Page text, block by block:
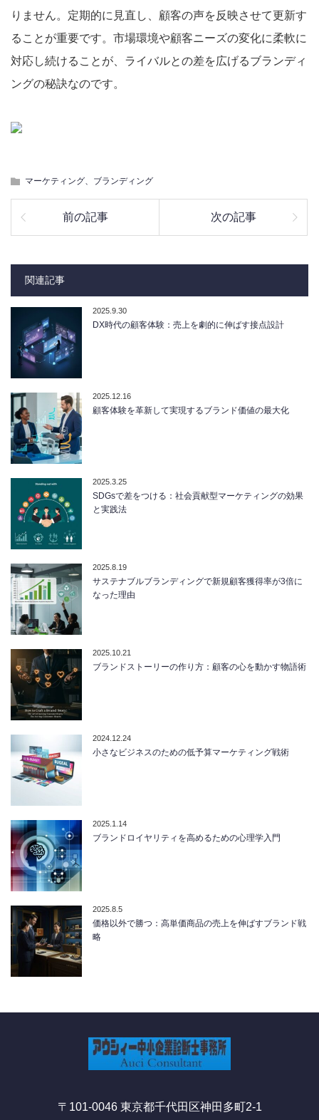
りません。定期的に見直し、顧客の声を反映させて更新す
ることが重要です。市場環境や顧客ニーズの変化に柔軟に
対応し続けることが、ライバルとの差を広げるブランディ
ングの秘訣なのです。
マーケティング、ブランディング
前の記事 次の記事
関連記事
2025.9.30
DX時代の顧客体験：売上を劇的に伸ばす接点設計
2025.12.16
顧客体験を革新して実現するブランド価値の最大化
2025.3.25
SDGsで差をつける：社会貢献型マーケティングの効果
と実践法
2025.8.19
サステナブルブランディングで新規顧客獲得率が3倍に
なった理由
2025.10.21
ブランドストーリーの作り方：顧客の心を動かす物語術
2024.12.24
小さなビジネスのための低予算マーケティング戦術
2025.1.14
ブランドロイヤリティを高めるための心理学入門
2025.8.5
価格以外で勝つ：高単価商品の売上を伸ばすブランド戦
略
〒101-0046 東京都千代田区神田多町2-1